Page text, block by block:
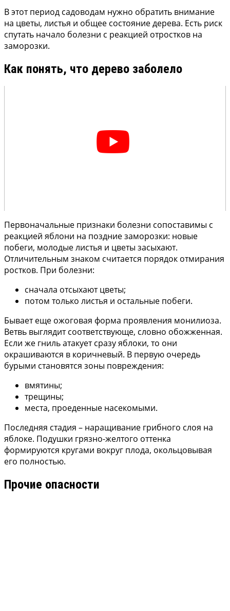
В этот период садоводам нужно обратить внимание
на цветы, листья и общее состояние дерева. Есть риск
спутать начало болезни с реакцией отростков на
заморозки.
Как понять, что дерево заболело
Первоначальные признаки болезни сопоставимы с
реакцией яблони на поздние заморозки: новые
побеги, молодые листья и цветы засыхают.
Отличительным знаком считается порядок отмирания
ростков. При болезни:
сначала отсыхают цветы;
потом только листья и остальные побеги.
Бывает еще ожоговая форма проявления монилиоза.
Ветвь выглядит соответствующе, словно обожженная.
Если же гниль атакует сразу яблоки, то они
окрашиваются в коричневый. В первую очередь
бурыми становятся зоны повреждения:
вмятины;
трещины;
места, проеденные насекомыми.
Последняя стадия – наращивание грибного слоя на
яблоке. Подушки грязно-желтого оттенка
формируются кругами вокруг плода, окольцовывая
его полностью.
Прочие опасности